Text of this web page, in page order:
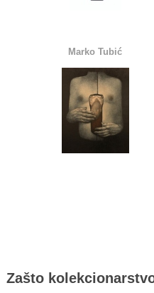
Marko Tubić
Zašto